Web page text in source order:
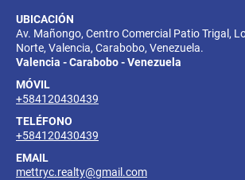
UBICACIÓN
Av. Mañongo, Centro Comercial Patio Trigal,
Norte, Valencia, Carabobo, Venezuela.
Valencia - Carabobo - Venezuela
MÓVIL
+584120430439
TELÉFONO
+584120430439
EMAIL
mettryc.realty@gmail.com